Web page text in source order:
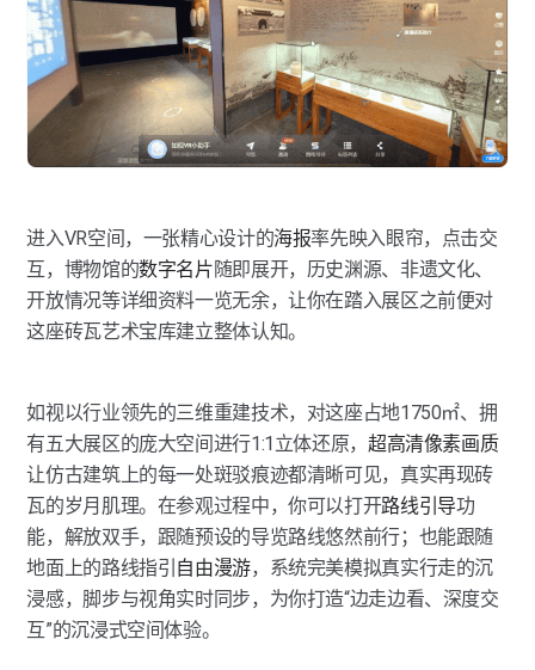
进入VR空间，一张精心设计的海报率先映入眼帘，点击交
互，博物馆的数字名片随即展开，历史渊源、非遗文化、
开放情况等详细资料一览无余，让你在踏入展区之前便对
这座砖瓦艺术宝库建立整体认知。
如视以行业领先的三维重建技术，对这座占地1750㎡、拥
有五大展区的庞大空间进行1:1立体还原， 超高清像素画质
让仿古建筑上的每一处斑驳痕迹都清晰可见，真实再现砖
瓦的岁月肌理。在参观过程中，你可以打开路线引导功
能，解放双手，跟随预设的导览路线悠然前行；也能跟随
地面上的路线指引 自由漫游，系统完美模拟真实行走的沉
浸感，脚步与视角实时同步，为你打造“边走边看、深度交
互”的沉浸式空间体验。